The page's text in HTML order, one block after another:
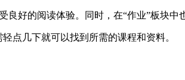
好的阅读体验。同时，在“作业”板块中
点几下就可以找到所需的课程和资料。